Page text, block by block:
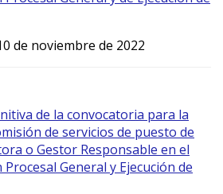
de noviembre de 2022
de la convocatoria para la
de servicios de puesto de
o Gestor Responsable en el
General y Ejecución de